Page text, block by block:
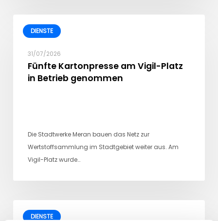
DIENSTE
31/07/2026
Fünfte Kartonpresse am Vigil-Platz
in Betrieb genommen
Die Stadtwerke Meran bauen das Netz zur
Wertstoffsammlung im Stadtgebiet weiter aus. Am
Vigil-Platz wurde…
DIENSTE